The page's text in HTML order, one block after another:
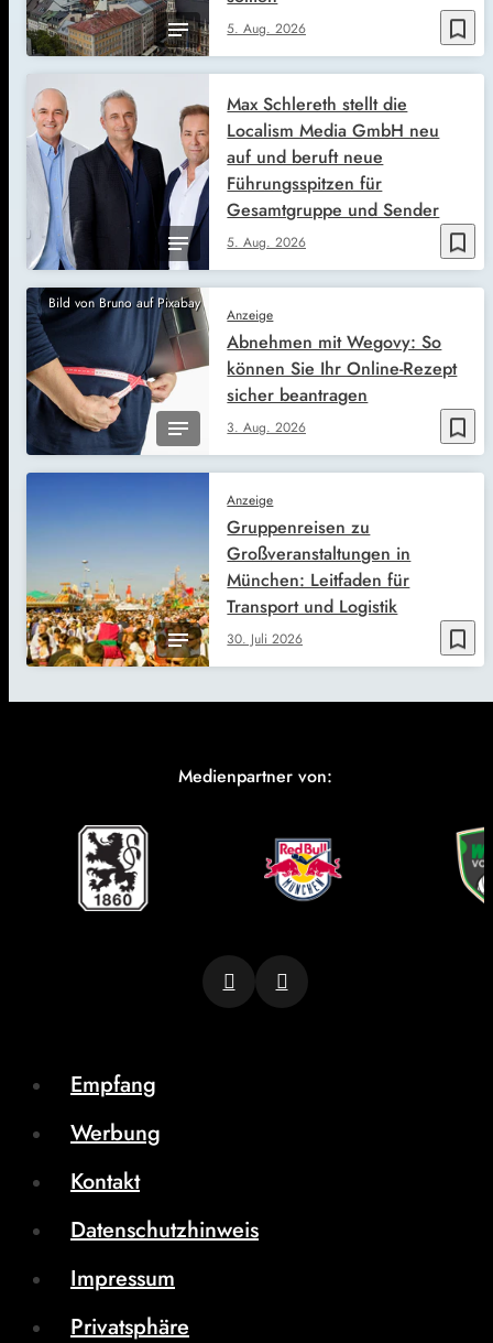
bookmark_border
5. Aug. 2026
bookmark_border
5. Aug. 2026
Max Schlereth stellt die
Localism Media GmbH neu
auf und beruft neue
Führungsspitzen für
Gesamtgruppe und Sender
Bild von Bruno auf Pixabay
bookmark_border
Anzeige
3. Aug. 2026
Abnehmen mit Wegovy: So
können Sie Ihr Online-Rezept
sicher beantragen
bookmark_border
Anzeige
30. Juli 2026
Gruppenreisen zu
Großveranstaltungen in
München: Leitfaden für
Transport und Logistik
Medienpartner von:
Empfang
Werbung
Kontakt
Datenschutzhinweis
Impressum
Privatsphäre